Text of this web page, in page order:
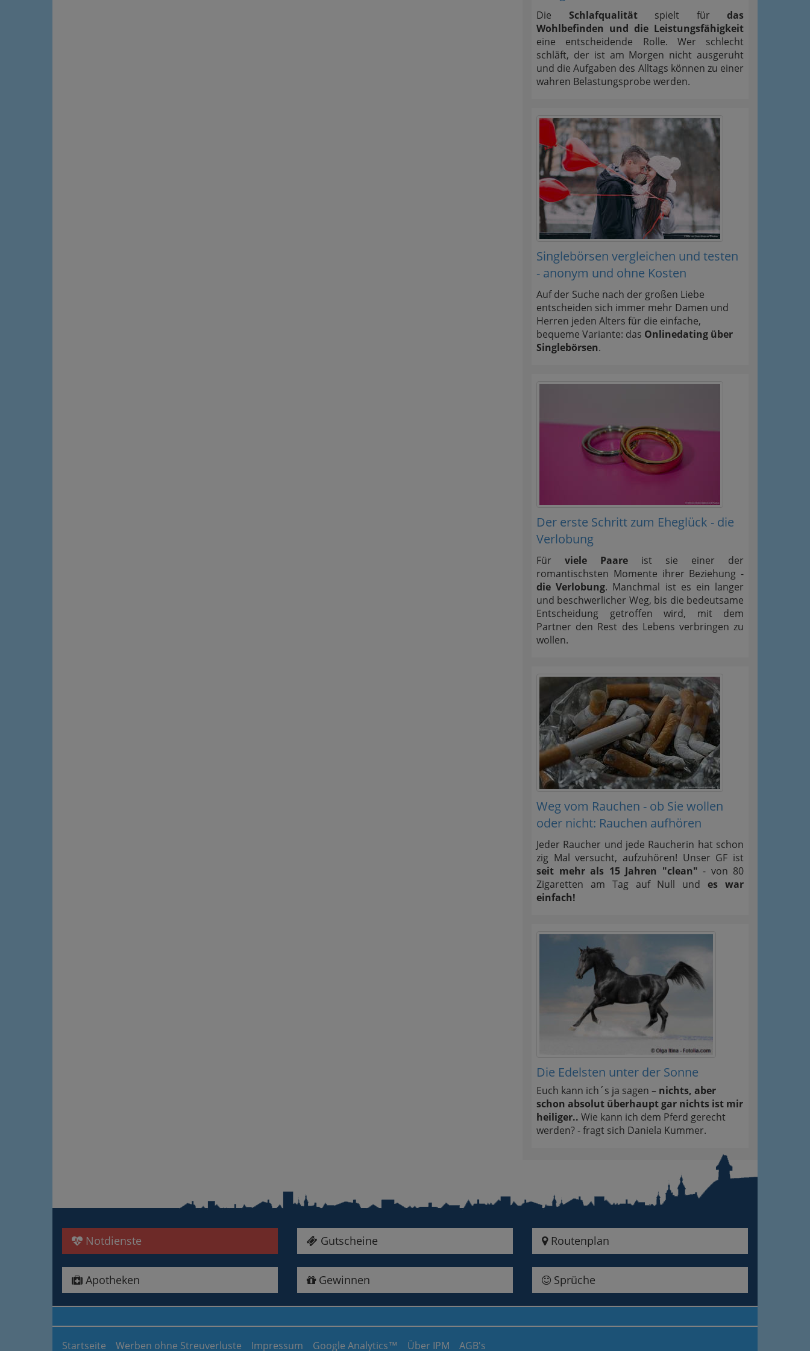
Die Schlafqualitätspielt für das
Wohlbefinden und die Leistungsfähigkeit
eine entscheidende Rolle. Wer schlecht
schläft, der ist am Morgen nicht ausgeruht
und die Aufgaben des Alltags können zu einer
wahren Belastungsprobe werden.
Singlebörsen vergleichen und testen
- anonym und ohne Kosten
Auf der Suche nach der großen Liebe
entscheiden sich immer mehr Damen und
Herren jeden Alters für die einfache,
bequeme Variante: das Onlinedating über
Singlebörsen.
Der erste Schritt zum Eheglück - die
Verlobung
Für viele Paare ist sie einer der
romantischsten Momente ihrer Beziehung -
die Verlobung. Manchmal ist es ein langer
und beschwerlicher Weg, bis die bedeutsame
Entscheidung getroffen wird, mit dem
Partner den Rest des Lebens verbringen zu
wollen.
Weg vom Rauchen - ob Sie wollen
oder nicht: Rauchen aufhören
Jeder Raucher und jede Raucherin hat schon
zig Mal versucht, aufzuhören! Unser GF ist
seit mehr als 15 Jahren "clean" - von 80
Zigaretten am Tag auf Null undes war
einfach!
Die Edelsten unter der Sonne
Euch kann ich´s ja sagen – nichts, aber
schon absolut überhaupt gar nichts ist mir
heiliger.. Wie kann ich dem Pferd gerecht
werden? - fragt sich Daniela Kummer.
Notdienste
Apotheken
Gutscheine
Gewinnen
Routenplan
Sprüche
Startseite Werben ohne Streuverluste Impressum Google Analytics™ Über IPM AGB's